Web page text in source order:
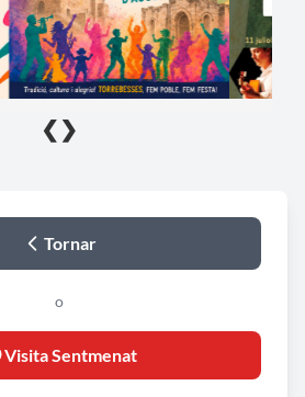
❮ ❯
Tornar
o
Visita Sentmenat